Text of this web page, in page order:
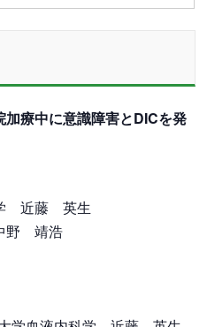
療中に意識障害とDICを発
近藤 英生
野 靖浩